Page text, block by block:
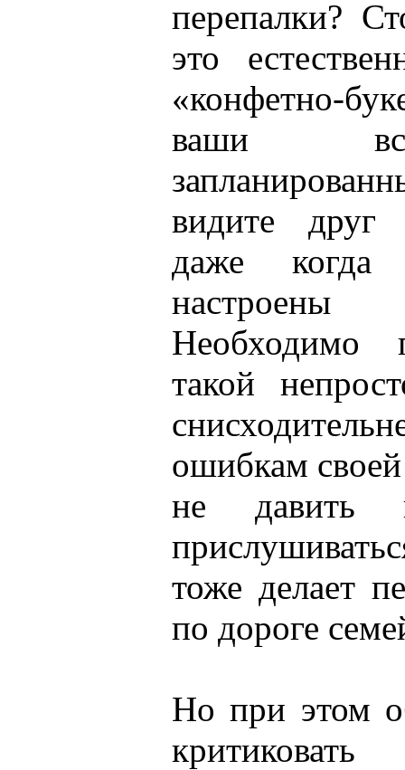
перепалки?
это
«конфетно-
ваши
видите друг
даже
Необходимо
такой
ошибкам
не давить
тоже делает
по дороге
Но при этом